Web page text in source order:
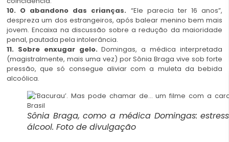
10. O abandono das crianças. “Ele parecia ter 16 anos”,
despreza um dos estrangeiros, após balear menino bem mais
jovem. Encaixa na discussão sobre a redução da maioridade
penal, pautada pela intolerância.
11. Sobre enxugar gelo. Domingas, a médica interpretada
(magistralmente, mais uma vez) por Sônia Braga vive sob forte
pressão, que só consegue aliviar com a muleta da bebida
alcoólica.
Sônia Braga, como a médica Domingas:
álcool. Foto de divulgação